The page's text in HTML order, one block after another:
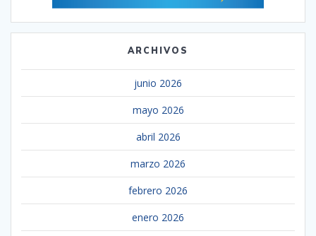
ARCHIVOS
junio 2026
mayo 2026
abril 2026
marzo 2026
febrero 2026
enero 2026